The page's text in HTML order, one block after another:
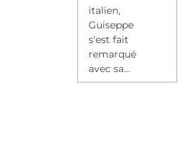
italien,
Guiseppe
s'est fait
remarqué
avec sa...